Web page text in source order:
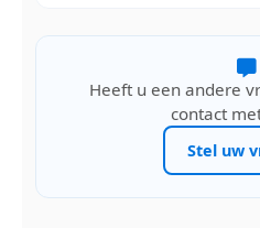
Heeft u een andere
contact
Stel uw